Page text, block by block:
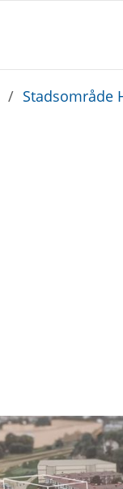
/ Stadsområde